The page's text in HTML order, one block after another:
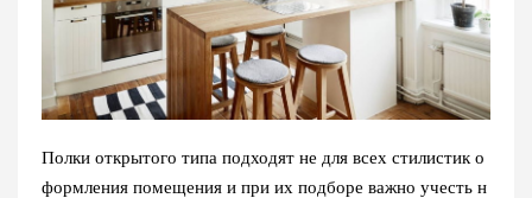
Полки открытого типа подходят не для всех стилистик о
формления помещения и при их подборе важно учесть н